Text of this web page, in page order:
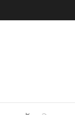
හූණන් විසින්